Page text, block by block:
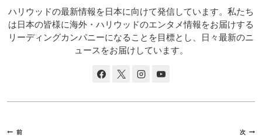
ハリウッドの最新情報を日本に向けて発信しています。私たち
は日本の皆様に海外・ハリウッドのエンタメ情報をお届けする
リーディングカンパニーになることを目標とし、日々最新のニ
ュースをお届けしています。
投前 次